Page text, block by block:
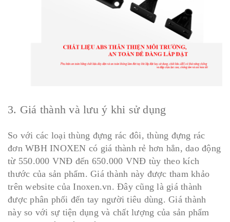
3. Giá thành và lưu ý khi sử dụng
So với các loại thùng đựng rác đôi, thùng đựng rác
đơn WBH INOXEN có giá thành rẻ hơn hẳn, dao động
từ 550.000 VNĐ đến 650.000 VNĐ tùy theo kích
thước của sản phẩm. Giá thành này được tham khảo
trên website của Inoxen.vn. Đây cũng là giá thành
được phân phối đến tay người tiêu dùng. Giá thành
này so với sự tiện dụng và chất lượng của sản phẩm